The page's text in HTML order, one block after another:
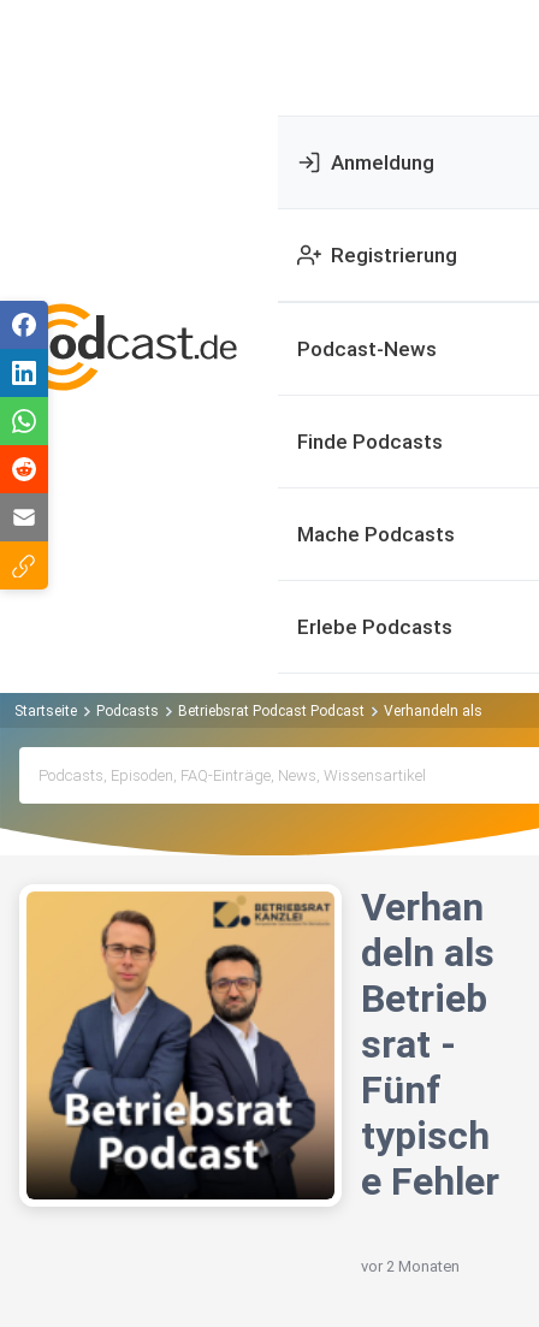
Anmeldung
Registrierung
Podcast-News
Finde Podcasts
Mache Podcasts
Erlebe Podcasts
Startseite Podcasts Betriebsrat Podcast Podcast Verhandeln als
Verhan
deln als
Betrieb
srat -
Fünf
typisch
e Fehler
vor 2 Monaten